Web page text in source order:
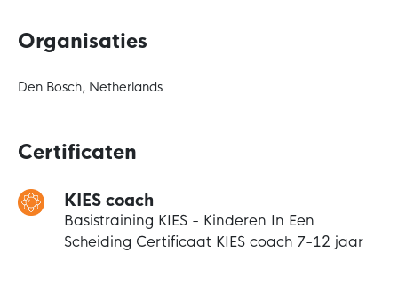
Organisaties
Den Bosch, Netherlands
Certificaten
KIES coach
Basistraining KIES - Kinderen In Een
Scheiding Certificaat KIES coach 7-12 jaar